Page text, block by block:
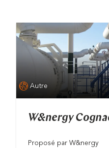
Autre
W&nergy
Proposé par W&nergy